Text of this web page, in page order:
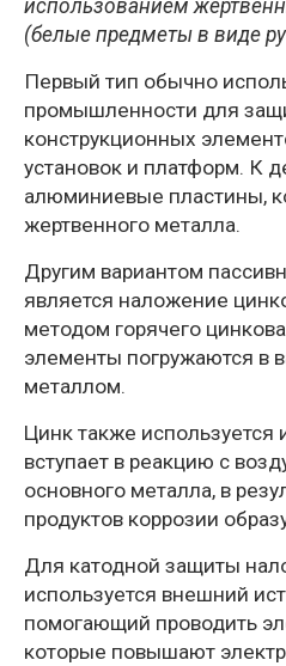
использованием
(белые предметы в виде
Первый тип обычно
промышленности для
конструкционных
установок и платформ. К
алюминиевые пластины,
жертвенного металла.
Другим вариантом
является наложение
методом горячего
элементы погружаются в
металлом.
Цинк также используется
вступает в реакцию с
основного металла, в
продуктов коррозии
Для катодной защиты
используется внешний
помогающий проводить
которые повышают